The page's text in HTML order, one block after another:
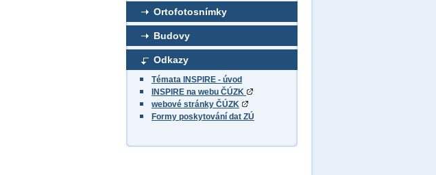
Ortofotosnímky
Budovy
Odkazy
Témata INSPIRE - úvod
INSPIRE na webu ČÚZK
webové stránky ČÚZK
Formy poskytování dat ZÚ